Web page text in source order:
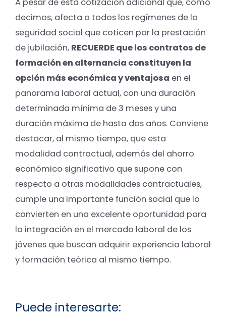
decimos, afecta a todos los regímenes de la
seguridad social que coticen por la prestación
de jubilación, RECUERDE que los contratos de
formación en alternancia constituyen la
opción más económica y ventajosa en el
panorama laboral actual, con una duración
determinada mínima de 3 meses y una
duración máxima de hasta dos años. Conviene
destacar, al mismo tiempo, que esta
modalidad contractual, además del ahorro
económico significativo que supone con
respecto a otras modalidades contractuales,
cumple una importante función social que lo
convierten en una excelente oportunidad para
la integración en el mercado laboral de los
jóvenes que buscan adquirir experiencia laboral
y formación teórica al mismo tiempo.
Puede interesarte: